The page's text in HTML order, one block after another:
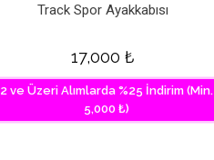
Track Spor Ayakkabısı
17,000₺
2 ve Üzeri Alımlarda %25 İndirim (Min.
5,000 ₺)